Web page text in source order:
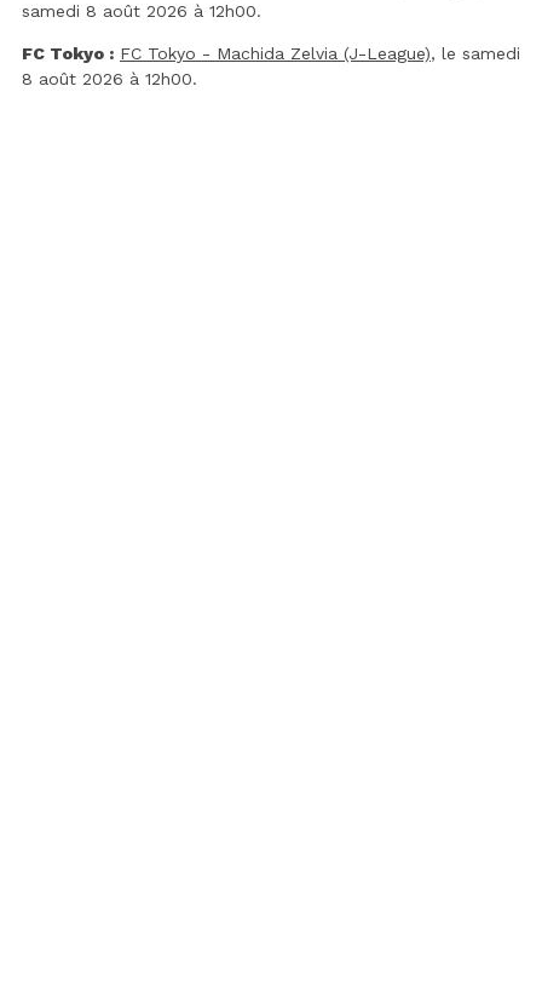
samedi 8 août 2026 à 12h00.
FC Tokyo : FC Tokyo - Machida Zelvia (J-League), le samedi
8 août 2026 à 12h00.